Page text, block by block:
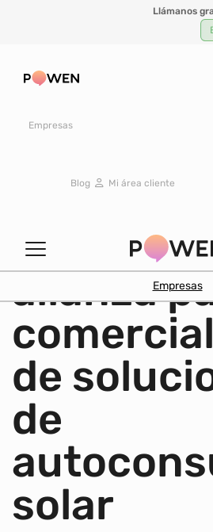
Llámanos
Empresas
Blog Mi área cliente
Empresas
POWEN y
sellan
alianza
de
de
solar